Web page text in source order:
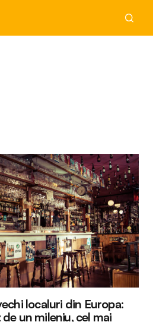
localuri din Europa:
un mileniu, cel mai